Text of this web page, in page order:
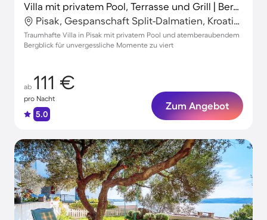
Villa mit privatem Pool, Terrasse und Grill | Bergblick
Pisak, Gespanschaft Split-Dalmatien, Kroatien
Traumhafte Villa in Pisak mit privatem Pool und atemberaubendem
Bergblick für unvergessliche Momente zu viert
ab 111 €
pro Nacht
5.0
Zum Angebot